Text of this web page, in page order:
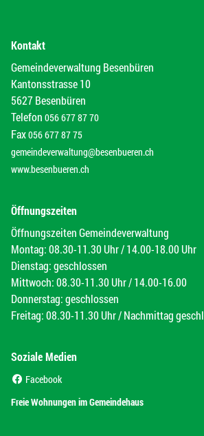
Kontakt
Gemeindeverwaltung Besenbüren
Kantonsstrasse 10
5627 Besenbüren
Telefon 056 677 87 70
Fax056 677 87 75
gemeindeverwaltung@besenbueren.ch
www.besenbueren.ch
Öffnungszeiten
Öffnungszeiten Gemeindeverwaltung
Montag: 08.30-11.30 Uhr / 14.00-18.00 Uhr
Dienstag: geschlossen
Mittwoch: 08.30-11.30 Uhr / 14.00-16.00
Donnerstag: geschlossen
Freitag: 08.30-11.30 Uhr / Nachmittag
Soziale Medien
Facebook
Freie Wohnungen im Gemeindehaus